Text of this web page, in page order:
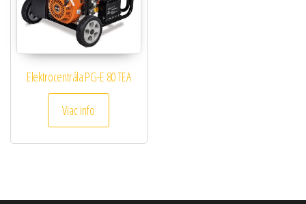
Elektrocentrála PG-E 80 TEA
Viac info